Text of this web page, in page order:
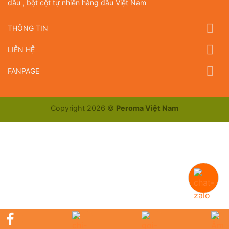
dầu , bột cột tự nhiên hàng đầu Việt Nam
THÔNG TIN
LIÊN HỆ
FANPAGE
Copyright 2026 © Peroma Việt Nam